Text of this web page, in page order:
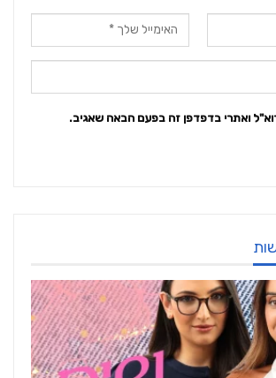
ואתרי בדפדפן זה בפעם הבאה שאגיב.